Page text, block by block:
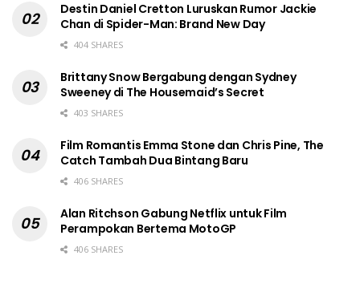
Destin Daniel Cretton Luruskan Rumor Jackie
Chan di Spider-Man: Brand New Day
404 SHARES
Brittany Snow Bergabung dengan Sydney
Sweeney di The Housemaid’s Secret
403 SHARES
Film Romantis Emma Stone dan Chris Pine, The
Catch Tambah Dua Bintang Baru
406 SHARES
Alan Ritchson Gabung Netflix untuk Film
Perampokan Bertema MotoGP
406 SHARES